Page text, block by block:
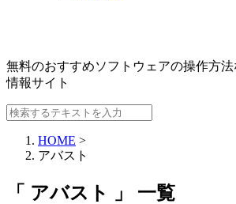
無料のおすすめソフトウェアの操作方法
情報サイト
HOME >
アバスト
「 アバスト 」 一覧